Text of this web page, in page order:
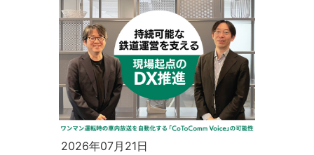
2026年07月21日